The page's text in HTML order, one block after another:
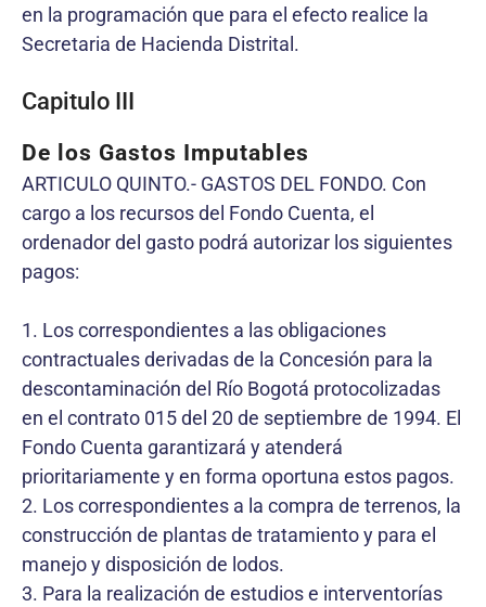
en la programación que para el efecto realice la
Secretaria de Hacienda Distrital.
Capitulo III
De los Gastos Imputables
ARTICULO QUINTO.- GASTOS DEL FONDO. Con
cargo a los recursos del Fondo Cuenta, el
ordenador del gasto podrá autorizar los siguientes
pagos:
1. Los correspondientes a las obligaciones
contractuales derivadas de la Concesión para la
descontaminación del Río Bogotá protocolizadas
en el contrato 015 del 20 de septiembre de 1994. El
Fondo Cuenta garantizará y atenderá
prioritariamente y en forma oportuna estos pagos.
2. Los correspondientes a la compra de terrenos, la
construcción de plantas de tratamiento y para el
manejo y disposición de lodos.
3. Para la realización de estudios e interventorías